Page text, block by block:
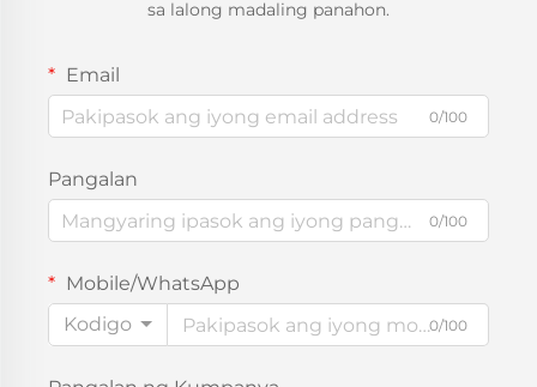
sa lalong madaling panahon.
Email
0/100
Pangalan
0/100
Mobile/WhatsApp
Kodigo
0/100